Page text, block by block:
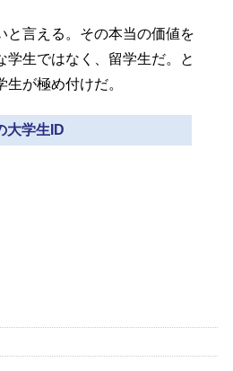
言える。その本当の価値を
生ではなく、留学生だ。と
が極め付けだ。
大学生ID